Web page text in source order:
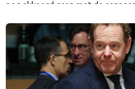
nog akkoord gaan met de